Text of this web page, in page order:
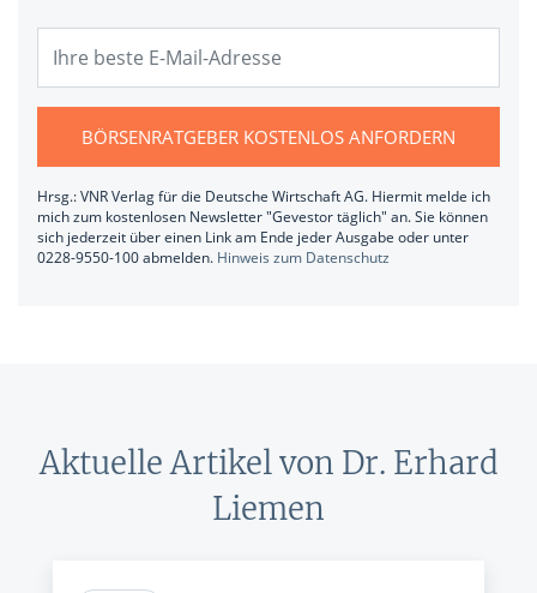
BÖRSENRATGEBER KOSTENLOS ANFORDERN
Hrsg.: VNR Verlag für die Deutsche Wirtschaft AG. Hiermit melde ich
mich zum kostenlosen Newsletter "Gevestor täglich" an. Sie können
sich jederzeit über einen Link am Ende jeder Ausgabe oder unter
0228-9550-100 abmelden. Hinweis zum Datenschutz
Aktuelle Artikel von Dr. Erhard
Liemen